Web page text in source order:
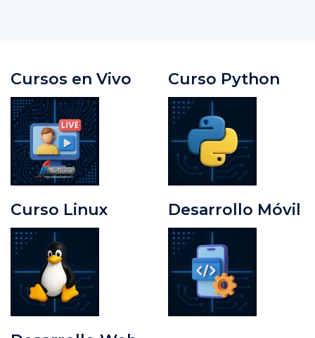
Cursos en Vivo Curso Python
Curso Linux Desarrollo Móvil